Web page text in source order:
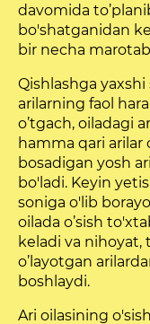
davomida
bo'shatganidan
bir necha
Qishlashga yaxshi
arilarning faol
o’tgach, oiladagi
hamma qari arilar
bosadigan yosh
bo'ladi. Keyin
soniga o'lib
oilada o’sish
keladi va nihoyat,
o’layotgan
boshlaydi.
Ari oilasining